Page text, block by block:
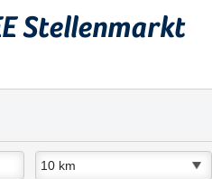
Stellenmarkt